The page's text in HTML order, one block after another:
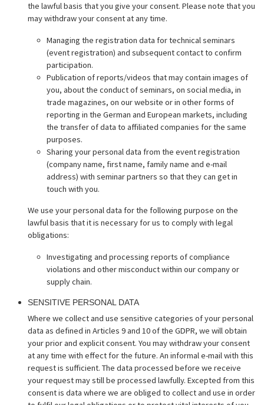
the lawful basis that you give your consent. Please note that you
may withdraw your consent at any time.
Managing the registration data for technical seminars
(event registration) and subsequent contact to confirm
participation.
Publication of reports/videos that may contain images of
you, about the conduct of seminars, on social media, in
trade magazines, on our website or in other forms of
reporting in the German and European markets, including
the transfer of data to affiliated companies for the same
purposes.
Sharing your personal data from the event registration
(company name, first name, family name and e-mail
address) with seminar partners so that they can get in
touch with you.
We use your personal data for the following purpose on the
lawful basis that it is necessary for us to comply with legal
obligations:
Investigating and processing reports of compliance
violations and other misconduct within our company or
supply chain.
SENSITIVE PERSONAL DATA
Where we collect and use sensitive categories of your personal
data as defined in Articles 9 and 10 of the GDPR, we will obtain
your prior and explicit consent. You may withdraw your consent
at any time with effect for the future. An informal e-mail with this
request is sufficient. The data processed before we receive
your request may still be processed lawfully. Excepted from this
consent is data where we are obliged to collect and use in order